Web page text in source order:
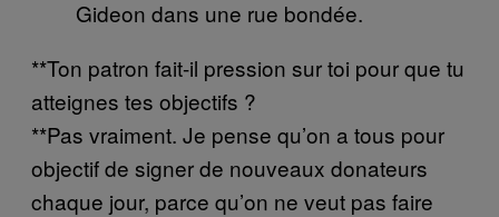
Gideon dans une rue bondée.
**Ton patron fait-il pression sur toi pour que tu
atteignes tes objectifs ?
**Pas vraiment. Je pense qu’on a tous pour
objectif de signer de nouveaux donateurs
chaque jour, parce qu’on ne veut pas faire